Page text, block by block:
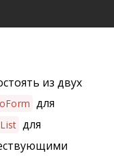
из двух
для
для